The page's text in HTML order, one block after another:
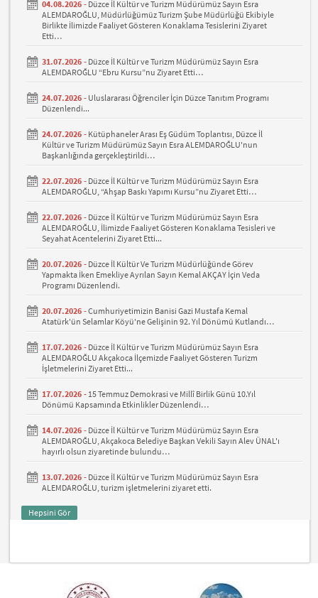
04.08.2026 - Düzce İl Kültür ve Turizm Müdürümüz Sayın Esra
ALEMDAROĞLU, Müdürlüğümüz Turizm Şube Müdürlüğü Ekibiyle
Birlikte İlimizde Faaliyet Gösteren Konaklama Tesislerini Ziyaret
Etti…
31.07.2026 - Düzce İl Kültür ve Turizm Müdürümüz Sayın Esra
ALEMDAROĞLU “Ebru Kursu”nu Ziyaret Etti…
24.07.2026 - Uluslararası Öğrenciler İçin Düzce Tanıtım Programı
Düzenlendi...
24.07.2026 - Kütüphaneler Arası Eş Güdüm Toplantısı, Düzce İl
Kültür ve Turizm Müdürümüz Sayın Esra ALEMDAROĞLU'nun
Başkanlığında gerçekleştirildi…
22.07.2026 - Düzce İl Kültür ve Turizm Müdürümüz Sayın Esra
ALEMDAROĞLU, “Ahşap Baskı Yapımı Kursu”nu Ziyaret Etti…
22.07.2026 - Düzce İl Kültür ve Turizm Müdürümüz Sayın Esra
ALEMDAROĞLU, İlimizde Faaliyet Gösteren Konaklama Tesisleri ve
Seyahat Acentelerini Ziyaret Etti...
20.07.2026 - Düzce İl Kültür Ve Turizm Müdürlüğünde Görev
Yapmakta İken Emekliye Ayrılan Sayın Kemal AKÇAY İçin Veda
Programı Düzenlendi.
20.07.2026 -Cumhuriyetimizin Banisi Gazi Mustafa Kemal
Atatürk'ün Selamlar Köyü'ne Gelişinin 92. Yıl Dönümü Kutlandı…
17.07.2026 - Düzce İl Kültür ve Turizm Müdürümüz Sayın Esra
ALEMDAROĞLU Akçakoca İlçemizde Faaliyet Gösteren Turizm
İşletmelerini Ziyaret Etti...
17.07.2026 - 15 Temmuz Demokrasi ve Millî Birlik Günü 10.Yıl
Dönümü Kapsamında Etkinlikler Düzenlendi…
14.07.2026 - Düzce İl Kültür ve Turizm Müdürümüz Sayın Esra
ALEMDAROĞLU, Akçakoca Belediye Başkan Vekili Sayın Alev ÜNAL'ı
hayırlı olsun ziyaretinde bulundu…
13.07.2026 - Düzce İl Kültür ve Turizm Müdürümüz Sayın Esra
ALEMDAROĞLU, turizm işletmelerini ziyaret etti.
Hepsini Gör